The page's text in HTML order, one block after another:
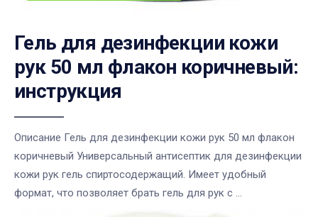
Гель для дезинфекции кожи
рук 50 мл флакон коричневый:
инструкция
Описание Гель для дезинфекции кожи рук 50 мл флакон
коричневый Универсальный антисептик для дезинфекции
кожи рук гель спиртосодержащий. Имеет удобный
формат, что позволяет брать гель для рук с ...